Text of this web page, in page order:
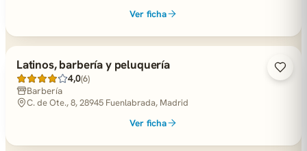
Ver ficha
Latinos, barbería y peluquería
4,0(6)
Barbería
C. de Ote., 8, 28945 Fuenlabrada, Madrid
Ver ficha